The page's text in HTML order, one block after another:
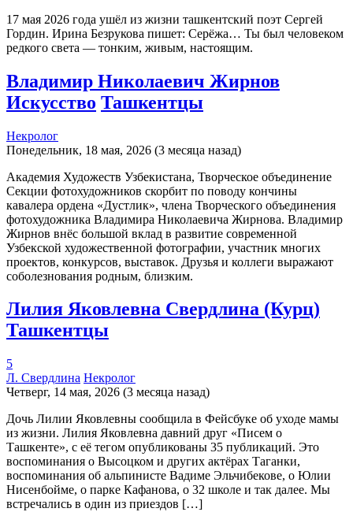
17 мая 2026 года ушёл из жизни ташкентский поэт Сергей
Гордин. Ирина Безрукова пишет: Серёжа… Ты был человеком
редкого света — тонким, живым, настоящим.
Владимир Николаевич Жирнов
Искусство Ташкентцы
Некролог
Понедельник, 18 мая, 2026 (3 месяца назад)
Академия Художеств Узбекистана, Творческое объединение
Секции фотохудожников скорбит по поводу кончины
кавалера ордена «Дустлик», члена Творческого объединения
фотохудожника Владимира Николаевича Жирнова. Владимир
Жирнов внёс большой вклад в развитие современной
Узбекской художественной фотографии, участник многих
проектов, конкурсов, выставок. Друзья и коллеги выражают
соболезнования родным, близким.
Лилия Яковлевна Свердлина (Курц)
Ташкентцы
5
Л. Свердлина Некролог
Четверг, 14 мая, 2026 (3 месяца назад)
Дочь Лилии Яковлевны сообщила в Фейсбуке об уходе мамы
из жизни. Лилия Яковлевна давний друг «Писем о
Ташкенте», с её тегом опубликованы 35 публикаций. Это
воспоминания о Высоцком и других актёрах Таганки,
воспоминания об альпинисте Вадиме Эльчибекове, о Юлии
Нисенбойме, о парке Кафанова, о 32 школе и так далее. Мы
встречались в один из приездов […]